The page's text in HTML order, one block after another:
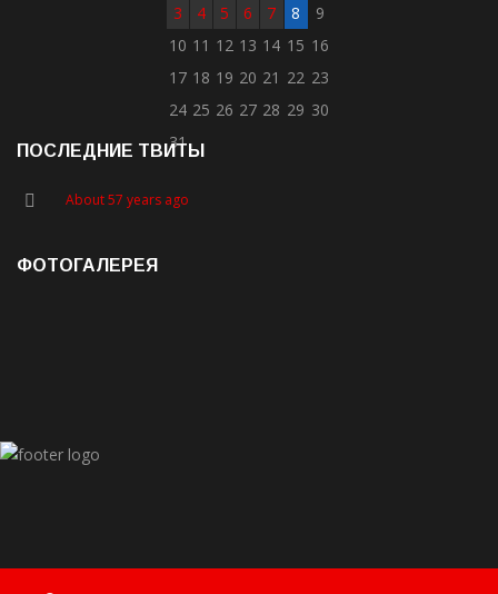
3
4 5 6 7 8
9
10 11 12 13 14 15 16
17 18 19 20 21 22 23
24 25 26 27 28 29 30
31
ПОСЛЕДНИЕ ТВИТЫ
About 57 years ago
ФОТОГАЛЕРЕЯ